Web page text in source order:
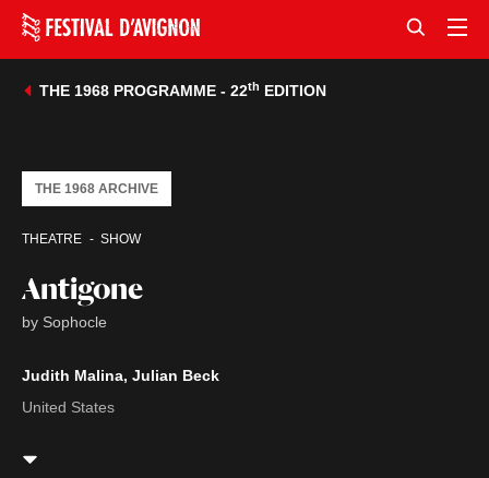
THE 1968 PROGRAMME - 22th EDITION
Antigone
by Sophocle
THEATRE SHOW
THE 1968 ARCHIVE
Judith Malina, Julian Beck
United States